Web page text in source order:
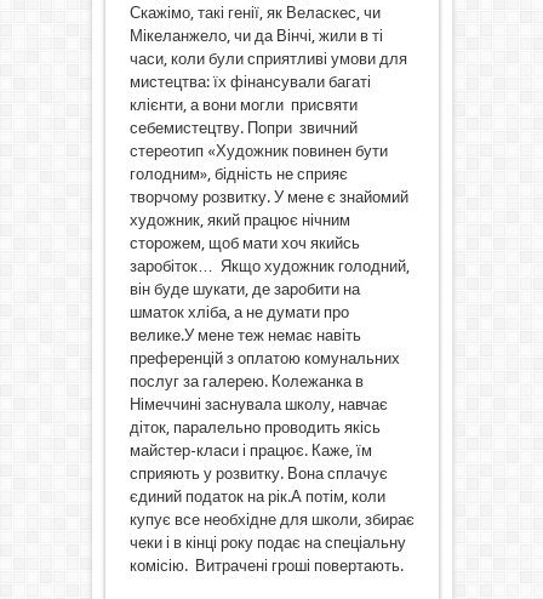
Скажімо, такі генії, як Веласкес, чи
Мікеланжело, чи да Вінчі, жили в ті
часи, коли були сприятливі умови для
мистецтва: їх фінансували багаті
клієнти, а вони могли присвяти
себемистецтву. Попри звичний
стереотип «Художник повинен бути
голодним», бідність не сприяє
творчому розвитку. У мене є знайомий
художник, який працює нічним
сторожем, щоб мати хоч якийсь
заробіток… Якщо художник голодний,
він буде шукати, де заробити на
шматок хліба, а не думати про
велике.У мене теж немає навіть
преференцій з оплатою комунальних
послуг за галерею. Колежанка в
Німеччині заснувала школу, навчає
діток, паралельно проводить якісь
майстер-класи і працює. Каже, їм
сприяють у розвитку. Вона сплачує
єдиний податок на рік.А потім, коли
купує все необхідне для школи, збирає
чеки і в кінці року подає на спеціальну
комісію. Витрачені гроші повертають.